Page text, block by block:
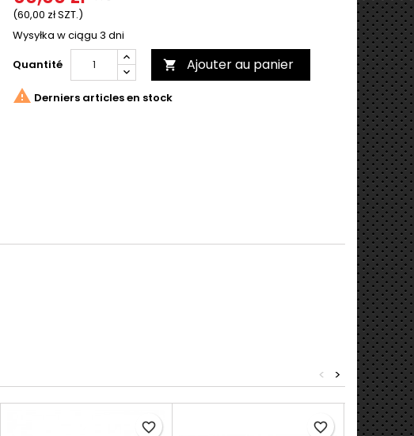
(60,00 zł SZT.)
Wysyłka w ciągu 3 dni
Quantité
 Ajouter au panier
 Derniers articles en stock
>
<
favorite_border favorite_border